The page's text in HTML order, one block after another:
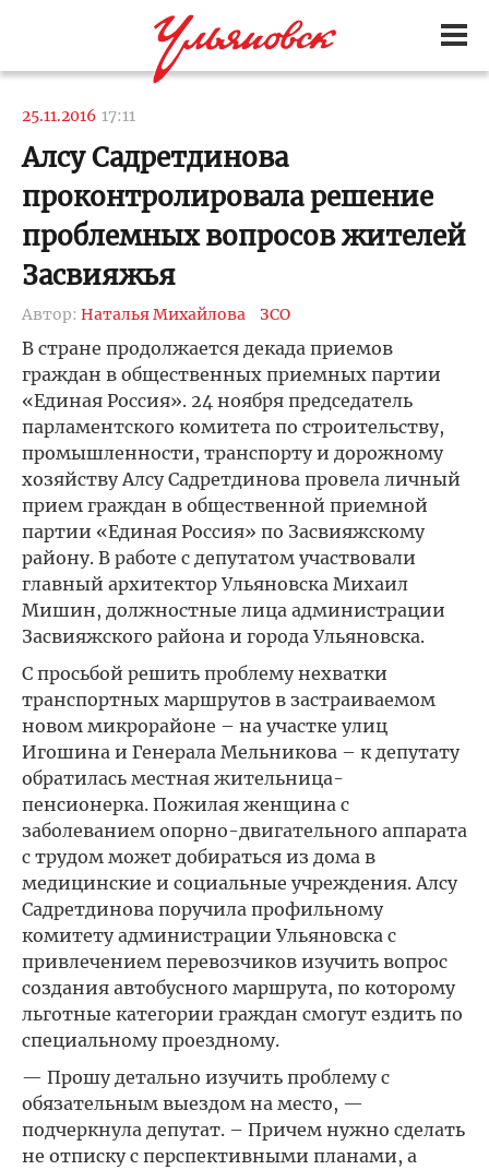
25.11.2016 17:11
Алсу Садретдинова
проконтролировала решение
проблемных вопросов жителей
Засвияжья
Автор: Наталья Михайлова ЗСО
В стране продолжается декада приемов
граждан в общественных приемных партии
«Единая Россия». 24 ноября председатель
парламентского комитета по строительству,
промышленности, транспорту и дорожному
хозяйству Алсу Садретдинова провела личный
прием граждан в общественной приемной
партии «Единая Россия» по Засвияжскому
району. В работе с депутатом участвовали
главный архитектор Ульяновска Михаил
Мишин, должностные лица администрации
Засвияжского района и города Ульяновска.
С просьбой решить проблему нехватки
транспортных маршрутов в застраиваемом
новом микрорайоне – на участке улиц
Игошина и Генерала Мельникова – к депутату
обратилась местная жительница-
пенсионерка. Пожилая женщина с
заболеванием опорно-двигательного аппарата
с трудом может добираться из дома в
медицинские и социальные учреждения. Алсу
Садретдинова поручила профильному
комитету администрации Ульяновска с
привлечением перевозчиков изучить вопрос
создания автобусного маршрута, по которому
льготные категории граждан смогут ездить по
специальному проездному.
— Прошу детально изучить проблему с
обязательным выездом на место, —
подчеркнула депутат. – Причем нужно сделать
не отписку с перспективными планами, а